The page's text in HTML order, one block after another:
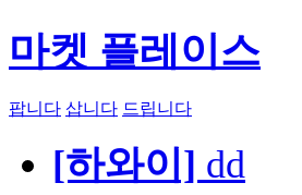
마켓 플레이스
팝니다 삽니다 드립니다
[하와이] dd